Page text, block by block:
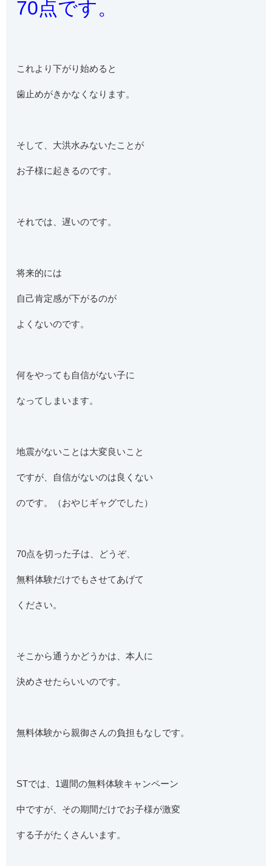
70点です。
これより下がり始めると
歯止めがきかなくなります。
そして、大洪水みないたことが
お子様に起きるのです。
それでは、遅いのです。
将来的には
自己肯定感が下がるのが
よくないのです。
何をやっても自信がない子に
なってしまいます。
地震がないことは大変良いこと
ですが、自信がないのは良くない
のです。（おやじギャグでした）
70点を切った子は、どうぞ、
無料体験だけでもさせてあげて
ください。
そこから通うかどうかは、本人に
決めさせたらいいのです。
無料体験から親御さんの負担もなしです。
STでは、1週間の無料体験キャンペーン
中ですが、その期間だけでお子様が激変
する子がたくさんいます。